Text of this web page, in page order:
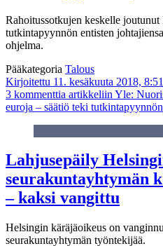
Rahoitussotkujen keskelle
tutkintapyynnön entisten
ohjelma.
Pääkategoria Talous
Kirjoitettu 11. kesäkuuta 2018, 8:51
3 kommenttia artikkeliin Yle:
euroja – säätiö teki
Lahjusepäily
seurakuntayhtymän
– kaksi vangittu
Helsingin käräjäoikeus on
seurakuntayhtymän työntekijää.